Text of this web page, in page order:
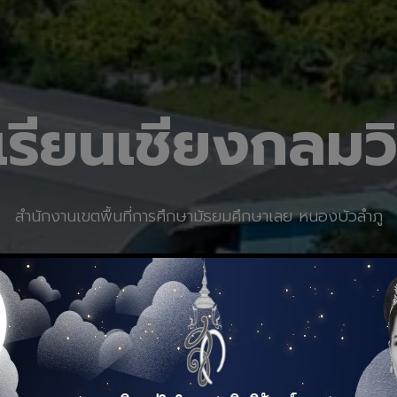
รียนเชียงกลม
สำนักงานเขตพื้นที่การศึกษามัธยมศึกษาเลย หนองบัวลำภู
ยินดีต้อนรับ